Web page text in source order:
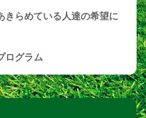
きらめている人達の希望に
ログラム